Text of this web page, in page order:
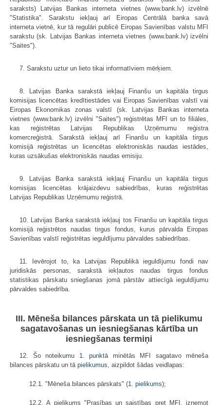
saraksts) Latvijas Bankas interneta vietnes (www.bank.lv) izvēlnē
"Statistika". Sarakstu iekļauj arī Eiropas Centrālā banka savā
interneta vietnē, kur tā regulāri publicē Eiropas Savienības valstu MFI
sarakstu (sk. Latvijas Bankas interneta vietnes (www.bank.lv) izvēlni
"Saites").
7. Sarakstu uztur un lieto tikai informatīviem mērķiem.
8. Latvijas Banka sarakstā iekļauj Finanšu un kapitāla tirgus
komisijas licencētas kredītiestādes vai Eiropas Savienības valstī vai
Eiropas Ekonomikas zonas valstī (sk. Latvijas Bankas interneta
vietnes (www.bank.lv) izvēlni "Saites") reģistrētas MFI un to filiāles,
kas reģistrētas Latvijas Republikas Uzņēmumu reģistra
komercreģistrā. Sarakstā iekļauj arī Finanšu un kapitāla tirgus
komisijā reģistrētas un licencētas elektroniskās naudas iestādes,
kuras uzsākušas elektroniskās naudas emisiju.
9. Latvijas Banka sarakstā iekļauj Finanšu un kapitāla tirgus
komisijas licencētas krājaizdevu sabiedrības, kuras reģistrētas
Latvijas Republikas Uzņēmumu reģistrā.
10. Latvijas Banka sarakstā iekļauj tos Finanšu un kapitāla tirgus
komisijā reģistrētos naudas tirgus fondus, kurus pārvalda Eiropas
Savienības valstī reģistrētas ieguldījumu pārvaldes sabiedrības.
11. Ievērojot to, ka Latvijas Republikā ieguldījumu fondi nav
juridiskās personas, sarakstā iekļautos naudas tirgus fondus
statistikas pārskatu sniegšanas jomā pārstāv attiecīgā ieguldījumu
pārvaldes sabiedrība.
III. Mēneša bilances pārskata un tā pielikumu
sagatavošanas un iesniegšanas kārtība un
iesniegšanas termiņi
12. Šo noteikumu 1. punktā minētās MFI sagatavo mēneša
bilances pārskatu un tā pielikumus, aizpildot šādas veidlapas:
12.1. "Mēneša bilances pārskats" (1. pielikums);
12.2. A pielikums "Prasības un saistības pret MFI, izņemot